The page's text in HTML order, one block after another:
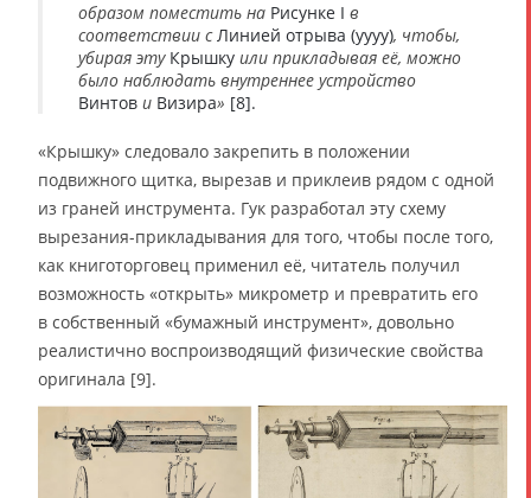
образом поместить на Рисунке I в
соответствии сЛинией отрыва (yyyy), чтобы,
убирая этуКрышку или прикладывая её, можно
было наблюдать внутреннее устройство
Винтов и Визира» [8].
«Крышку» следовало закрепить в положении
подвижного щитка, вырезав и приклеив рядом с одной
из граней инструмента. Гук разработал эту схему
вырезания-прикладывания для того, чтобы после того,
как книготорговец применил её, читатель получил
возможность «открыть» микрометр и превратить его
в собственный «бумажный инструмент», довольно
реалистично воспроизводящий физические свойства
оригинала [9].